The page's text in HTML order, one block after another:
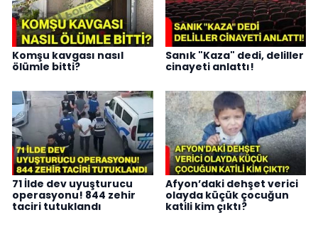
Komşu kavgası nasıl
ölümle bitti?
Sanık "Kaza" dedi, deliller
cinayeti anlattı!
71 İlde dev uyuşturucu
operasyonu! 844 zehir
taciri tutuklandı
Afyon’daki dehşet verici
olayda küçük çocuğun
katili kim çıktı?